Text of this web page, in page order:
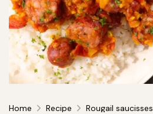
Home Recipe Rougail saucisses